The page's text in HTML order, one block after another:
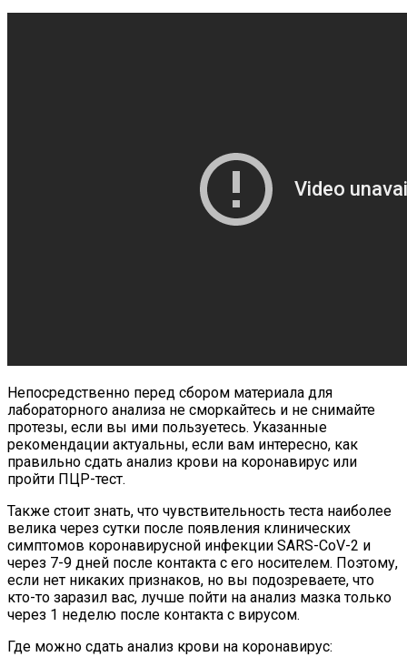
Непосредственно перед сбором материала для
лабораторного анализа не сморкайтесь и не снимайте
протезы, если вы ими пользуетесь. Указанные
рекомендации актуальны, если вам интересно, как
правильно сдать анализ крови на коронавирус или
пройти ПЦР-тест.
Также стоит знать, что чувствительность теста наиболее
велика через сутки после появления клинических
симптомов коронавирусной инфекции SARS-CoV-2 и
через 7-9 дней после контакта с его носителем. Поэтому,
если нет никаких признаков, но вы подозреваете, что
кто-то заразил вас, лучше пойти на анализ мазка только
через 1 неделю после контакта с вирусом.
Где можно сдать анализ крови на коронавирус: